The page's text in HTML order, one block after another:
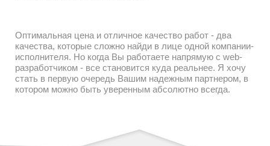
Оптимальная цена и отличное качество работ - два
качества, которые сложно найди в лице одной компании-
исполнителя. Но когда Вы работаете напрямую с web-
разработчиком - все становится куда реальнее. Я хочу
стать в первую очередь Вашим надежным партнером, в
котором можно быть уверенным абсолютно всегда.